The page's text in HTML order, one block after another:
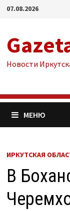
Перейти
07.08.2026
Новости
МЕНЮ
ИРКУТСКАЯ
В